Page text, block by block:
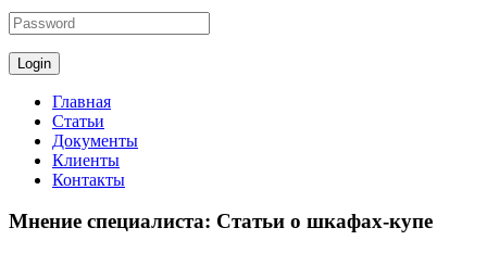
Главная
Статьи
Документы
Клиенты
Контакты
Мнение специалиста: Статьи о шкафах-купе